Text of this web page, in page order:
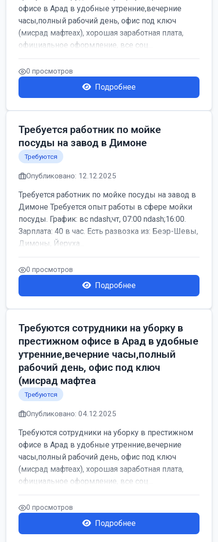
офисе в Арад в удобные утренние,вечерние
часы,полный рабочий день, офис под ключ
(мисрад мафтеах), хорошая заработная плата,
официальное оформление, все соц...
0 просмотров
Подробнее
Требуется работник по мойке
посуды на завод в Димоне
Требуются
Опубликовано: 12.12.2025
Требуется работник по мойке посуды на завод в
Димоне Требуется опыт работы в сфере мойки
посуды. График: вс ndash;чт, 07:00 ndash;16:00.
Зарплата: 40 в час. Есть развозка из: Беэр-Шевы,
Димоны, Йеруха...
0 просмотров
Подробнее
Требуются сотрудники на уборку в
престижном офисе в Арад в удобные
утренние,вечерние часы,полный
рабочий день, офис под ключ
(мисрад мафтеа
Требуются
Опубликовано: 04.12.2025
Требуются сотрудники на уборку в престижном
офисе в Арад в удобные утренние,вечерние
часы,полный рабочий день, офис под ключ
(мисрад мафтеах), хорошая заработная плата,
официальное оформление, все соц...
0 просмотров
Подробнее